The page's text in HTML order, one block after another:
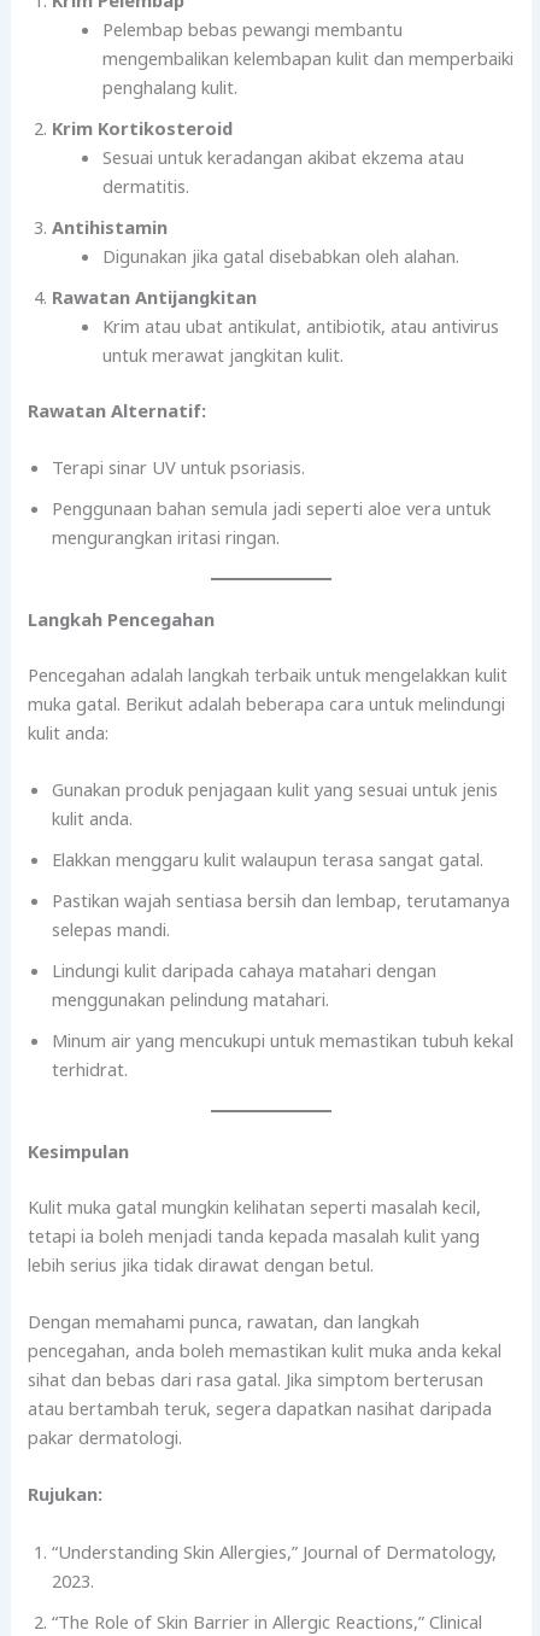
Pelembap bebas pewangi membantu
mengembalikan kelembapan kulit dan memperbaiki
penghalang kulit.
Krim Kortikosteroid
Sesuai untuk keradangan akibat ekzema atau
dermatitis.
Antihistamin
Digunakan jika gatal disebabkan oleh alahan.
Rawatan Antijangkitan
Krim atau ubat antikulat, antibiotik, atau antivirus
untuk merawat jangkitan kulit.
Rawatan Alternatif:
Terapi sinar UV untuk psoriasis.
Penggunaan bahan semula jadi seperti aloe vera untuk
mengurangkan iritasi ringan.
Langkah Pencegahan
Pencegahan adalah langkah terbaik untuk mengelakkan kulit
muka gatal. Berikut adalah beberapa cara untuk melindungi
kulit anda:
Gunakan produk penjagaan kulit yang sesuai untuk jenis
kulit anda.
Elakkan menggaru kulit walaupun terasa sangat gatal.
Pastikan wajah sentiasa bersih dan lembap, terutamanya
selepas mandi.
Lindungi kulit daripada cahaya matahari dengan
menggunakan pelindung matahari.
Minum air yang mencukupi untuk memastikan tubuh kekal
terhidrat.
Kesimpulan
Kulit muka gatal mungkin kelihatan seperti masalah kecil,
tetapi ia boleh menjadi tanda kepada masalah kulit yang
lebih serius jika tidak dirawat dengan betul.
Dengan memahami punca, rawatan, dan langkah
pencegahan, anda boleh memastikan kulit muka anda kekal
sihat dan bebas dari rasa gatal. Jika simptom berterusan
atau bertambah teruk, segera dapatkan nasihat daripada
pakar dermatologi.
Rujukan:
“Understanding Skin Allergies,” Journal of Dermatology,
2023.
“The Role of Skin Barrier in Allergic Reactions,” Clinical